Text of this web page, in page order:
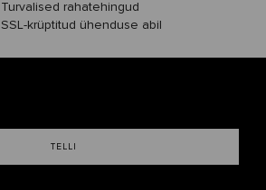
Turvalised rahatehingud
SSL-krüptitud ühenduse abil
TELLI